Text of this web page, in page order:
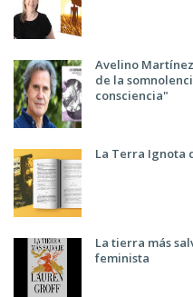
Avelino
de la
consciencia"
La Terra Ignota
La tierra más
feminista